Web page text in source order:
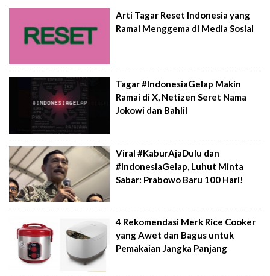
Arti Tagar Reset Indonesia yang
Ramai Menggema di Media Sosial
Tagar #IndonesiaGelap Makin
Ramai di X, Netizen Seret Nama
Jokowi dan Bahlil
Viral #KaburAjaDulu dan
#IndonesiaGelap, Luhut Minta
Sabar: Prabowo Baru 100 Hari!
4 Rekomendasi Merk Rice Cooker
yang Awet dan Bagus untuk
Pemakaian Jangka Panjang